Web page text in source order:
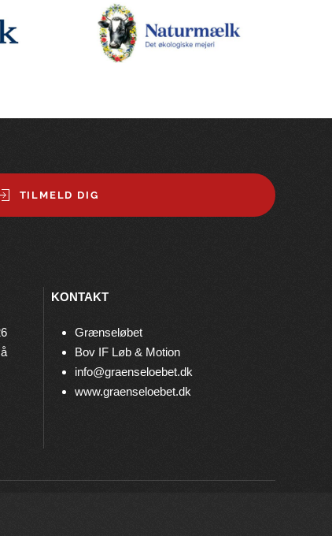
TILMELD DIG
KONTAKT
Grænseløbet
Bov IF Løb & Motion
info@graenseloebet.dk
www.graenseloebet.dk